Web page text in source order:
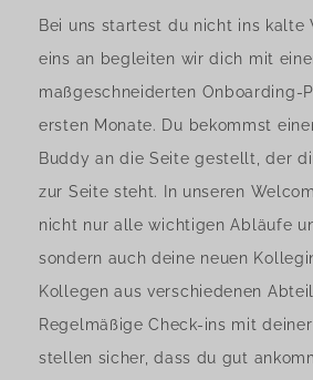
Bei uns startest du nicht ins kalte
eins an begleiten wir dich mit
maßgeschneiderten Onboarding-
ersten Monate. Du bekommst
Buddy an die Seite gestellt, der
zur Seite steht. In unseren
nicht nur alle wichtigen Abläufe
sondern auch deine neuen
Kollegen aus verschiedenen
Regelmäßige Check-ins mit
stellen sicher, dass du gut